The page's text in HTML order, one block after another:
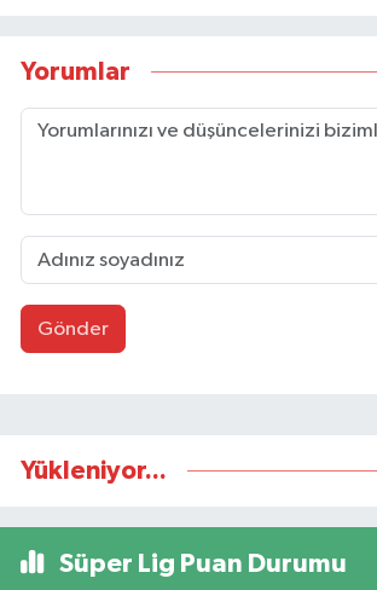
Yorumlar
Gönder
Yükleniyor...
Süper Lig Puan Durumu